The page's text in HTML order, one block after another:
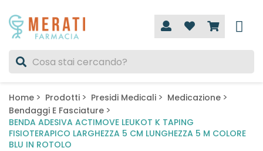
Home Prodotti Presidi Medicali
Medicazione
Bendaggi E Fasciature
BENDA ADESIVA ACTIMOVE LEUKOT K TAPING
FISIOTERAPICO LARGHEZZA 5 CM LUNGHEZZA 5 M COLORE
BLU IN ROTOLO